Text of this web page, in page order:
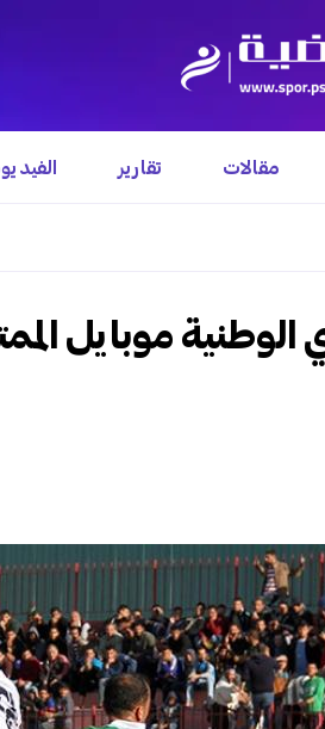
مقالات تقارير
موبايل